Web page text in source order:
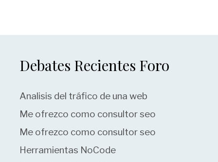
Debates Recientes Foro
Analisis del tráfico de una web
Me ofrezco como consultor seo
Me ofrezco como consultor seo
Herramientas NoCode